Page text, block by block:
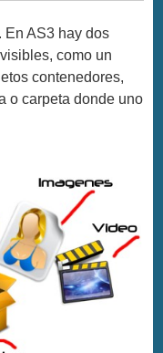
En AS3 hay dos
como un
contenedores,
o carpeta donde uno